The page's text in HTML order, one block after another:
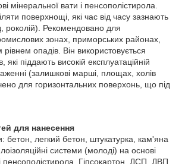
мінеральної вати і пенсополістирола.
поверхнощі, які час від часу зазнають
роколій). Рекомендовано для
зонах, приморських районах,
рівнем опадів. Він використовується
які піддають високій експлуатаційній
(залишкові марші, площах, холів
для горизонтальних поверхонь, що під
для нанесення
бетон, легкий бетон, штукатурка, кам'яна
системи (молоді) на основі
пенсополістирола. Гіпсокартон, ДСП, ДВП,